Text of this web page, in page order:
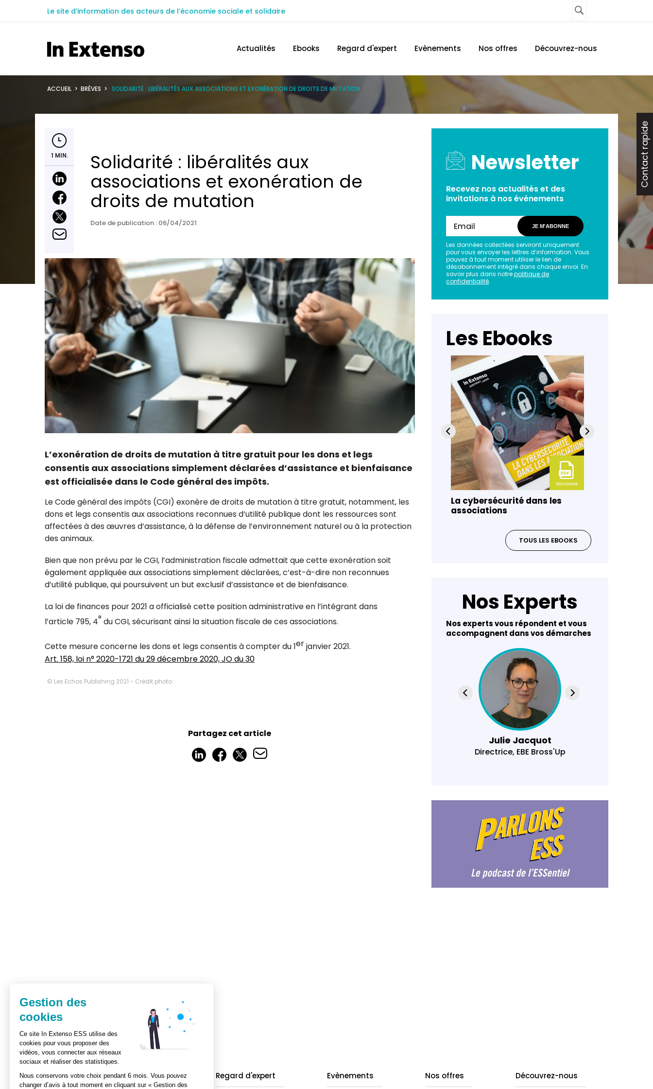
Le site d’information des acteurs de l’économie sociale et solidaire
Actualités Ebooks Regard d'expert Evènements Nos offres Découvrez-nous
ACCUEIL > BRÈVES > SOLIDARITÉ : LIBÉRALITÉS AUX ASSOCIATIONS ET EXONÉRATION DE DROITS DE MUTATION
1 MIN. Solidarité : libéralités aux
associations et exonération de
droits de mutation
Date de publication : 06/04/2021
L’exonération de droits de mutation à titre gratuit pour les dons et legs
consentis aux associations simplement déclarées d’assistance et bienfaisance
est officialisée dans le Code général des impôts.
Le Code général des impôts (CGI) exonère de droits de mutation à titre gratuit, notamment, les
dons et legs consentis aux associations reconnues d’utilité publique dont les ressources sont
affectées à des œuvres d’assistance, à la défense de l’environnement naturel ou à la protection
des animaux.
Bien que non prévu par le CGI, l’administration fiscale admettait que cette exonération soit
également appliquée aux associations simplement déclarées, c’est-à-dire non reconnues
d’utilité publique, qui poursuivent un but exclusif d’assistance et de bienfaisance.
La loi de finances pour 2021 a officialisé cette position administrative en l’intégrant dans
l’article 795, 4° du CGI, sécurisant ainsi la situation fiscale de ces associations.
Cette mesure concerne les dons et legs consentis à compter du 1erjanvier 2021.
Art. 158, loi n° 2020-1721 du 29 décembre 2020, JO du 30
© Les Echos Publishing 2021 - Crédit photo :
Partagez cet article
Newsletter
Recevez nos actualités et des
invitations à nos événements
JE M'ABONNE
Les données collectées serviront uniquement
pour vous envoyer les lettres d’information. Vous
pouvez à tout moment utiliser le lien de
désabonnement intégré dans chaque envoi. En
savoir plus dans notrepolitique de
confidentialité.
Les Ebooks
et regroupement
: à quoi faut-il
Réforme du plan comptable
pour les associations &
fondations
Les 15 points clés sur le fonds de
dotation
La cybersécurité dans les
associations
TOUS LES EBOOKS
Nos Experts
Nos experts vous répondent et vous
accompagnent dans vos démarches
Laurent Desmyter
Expert-comptable, associé,
responsable régional ESS Nord
Julie Jacquot
Directrice, EBE Bross'Up
Actualités Ebooks Regard d'expert Evènements Nos offres Découvrez-nous
Contact rapide
Gestion des
cookies
Ce site In Extenso ESS utilise des
cookies pour vous proposer des
vidéos, vous connecter aux réseaux
sociaux et réaliser des statistiques.
Nous conservons votre choix pendant 6 mois. Vous pouvez
changer d’avis à tout moment en cliquant sur « Gestion des